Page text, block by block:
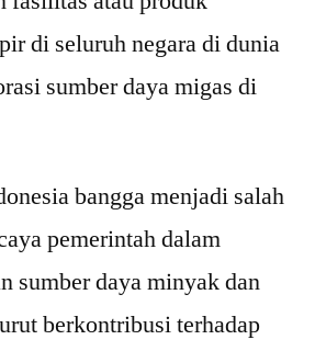
di seluruh negara di dunia
sumber daya migas di
bangga menjadi salah
pemerintah dalam
sumber daya minyak dan
berkontribusi terhadap